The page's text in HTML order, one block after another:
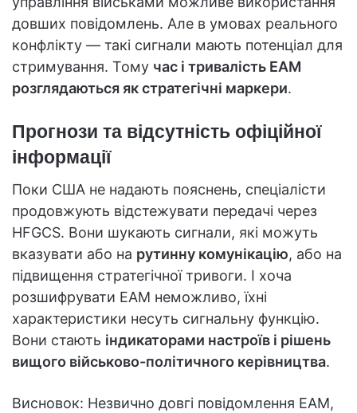
довших повідомлень. Але в умовах реального
конфлікту — такі сигнали мають потенціал для
стримування. Тому час і тривалість EAM
розглядаються як стратегічні маркери.
Прогнози та відсутність офіційної
інформації
Поки США не надають пояснень, спеціалісти
продовжують відстежувати передачі через
HFGCS. Вони шукають сигнали, які можуть
вказувати або на рутинну комунікацію, або на
підвищення стратегічної тривоги. І хоча
розшифрувати EAM неможливо, їхні
характеристики несуть сигнальну функцію.
Вони стають індикаторами настроїв і рішень
вищого військово-політичного керівництва.
Висновок: Незвично довгі повідомлення EAM,